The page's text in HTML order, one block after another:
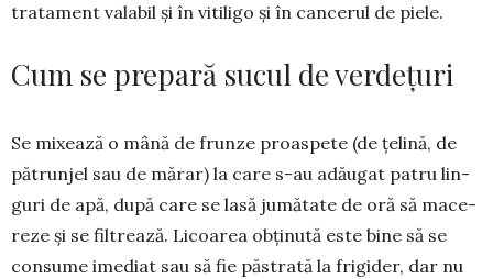
tratament valabil și în vitiligo și în cancerul de piele.
Cum se prepară sucul de verdețuri
Se mixează o mână de frunze proaspete (de țelină, de
pătrunjel sau de mărar) la care s-au adăugat patru lin­
guri de apă, după care se lasă jumătate de oră să ma­ce­
reze și se filtrează. Licoarea obținută este bine să se
con­sume imediat sau să fie păstrată la frigider, dar nu